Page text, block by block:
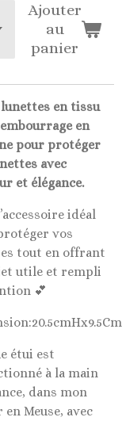
Ajouter
au
panier
en tissu
en
pour protéger
avec
et élégance.
idéal
vos
tout en offrant
utile et rempli
💕
étui est
à la main
dans mon
en Meuse, avec